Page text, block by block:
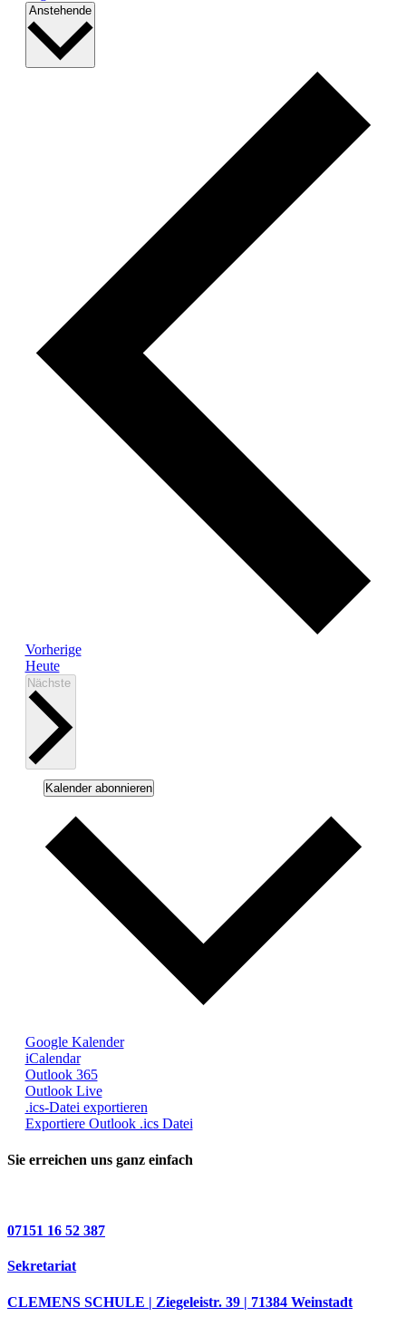
Anstehende Datum
VorherigeVeranstaltungen
Heute
Nächste
Kalender abonnieren
Google Kalender
iCalendar
Outlook 365
Outlook Live
.ics-Datei exportieren
Exportiere Outlook .ics Datei
Sie erreichen uns ganz einfach
07151 16 52 387
Sekretariat
CLEMENS SCHULE | Ziegeleistr. 39 | 71384 Weinstadt